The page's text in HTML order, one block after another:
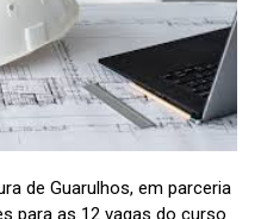
de Guarulhos, em parceria
para as 12 vagas do curso